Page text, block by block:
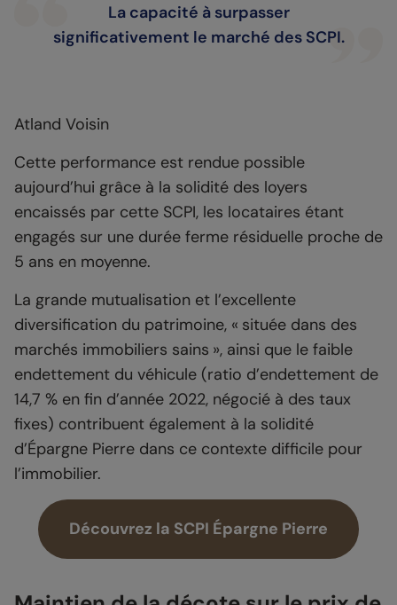
La capacité à surpasser
significativement le marché des SCPI.
Atland Voisin
Cette performance est rendue possible
aujourd’hui grâce à la solidité des loyers
encaissés par cette SCPI, les locataires étant
engagés sur une durée ferme résiduelle proche de
5 ans en moyenne.
La grande mutualisation et l’excellente
diversification du patrimoine, « située dans des
marchés immobiliers sains », ainsi que le faible
endettement du véhicule (ratio d’endettement de
14,7 % en fin d’année 2022, négocié à des taux
fixes) contribuent également à la solidité
d’Épargne Pierre dans ce contexte difficile pour
l’immobilier.
Découvrez la SCPI Épargne Pierre